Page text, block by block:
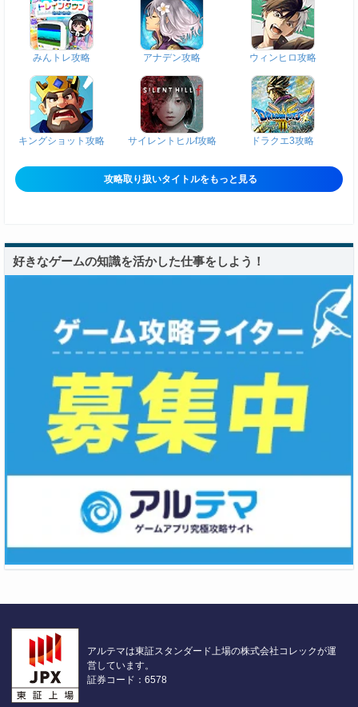
みんトレ攻略 アナデン攻略 ウィンヒロ攻略
キングショット攻略 サイレントヒルf攻略 ドラクエ3攻略
攻略取り扱いタイトルをもっと見る
好きなゲームの知識を活かした仕事をしよう！
アルテマは東証スタンダード上場の株式会社コレックが運
営しています。
証券コード：6578